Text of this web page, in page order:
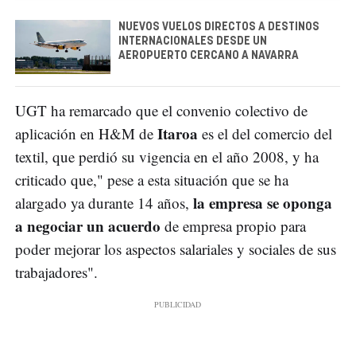
NUEVOS VUELOS DIRECTOS A DESTINOS
INTERNACIONALES DESDE UN
AEROPUERTO CERCANO A NAVARRA
UGT ha remarcado que el convenio colectivo de
aplicación en H&M de Itaroa es el del comercio del
textil, que perdió su vigencia en el año 2008, y ha
criticado que," pese a esta situación que se ha
alargado ya durante 14 años, la empresa se oponga
a negociar un acuerdo de empresa propio para
poder mejorar los aspectos salariales y sociales de sus
trabajadores".